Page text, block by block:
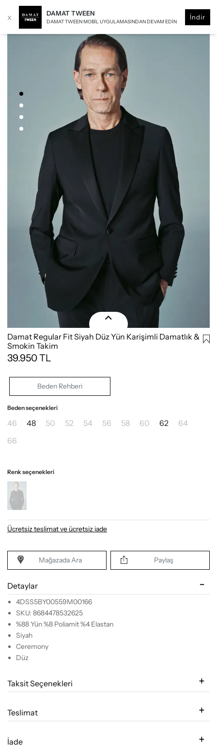
x DAMAT TWEEN
DAMAT TWEEN MOBIL UYGULAMASINDAN DEVAM EDIN
İndir
Damat Regular Fit Siyah Düz Yün Karişimli Damatlık &
Smokin Takim
39.950TL
Beden Rehberi
Beden seçenekleri
46 48 50 52 54 56 58 60 62
64
66
Renk seçenekleri
Ücretsiz teslimat ve ücretsiz iade
Mağazada Ara Paylaş
Detaylar
4DSS5BY00559M00166
SKU: 8684478532625
%88 Yün %8 Poliamit %4 Elastan
Siyah
Ceremony
Düz
Taksit Seçenekleri
Teslimat
İade